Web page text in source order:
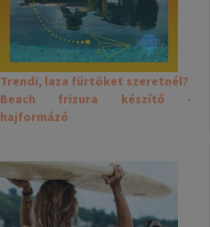
Trendi, laza fürtöket szeretnél?
Beach frizura készítő -
hajformázó